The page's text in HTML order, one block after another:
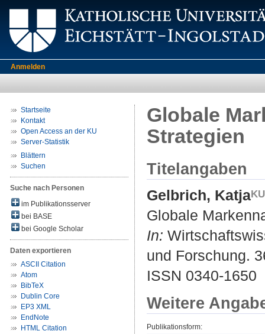
Anmelden
Startseite
Kontakt
Open Access an der KU
Server-Statistik
Blättern
Suchen
Suche nach Personen
im Publikationsserver
bei BASE
bei Google Scholar
Daten exportieren
ASCII Citation
Atom
BibTeX
Dublin Core
EP3 XML
EndNote
HTML Citation
Globale
Strategien
Titelangaben
Gelbrich, Katja
Globale
In:
und Forschung.
ISSN 0340-1650
Weitere
Publikationsform: